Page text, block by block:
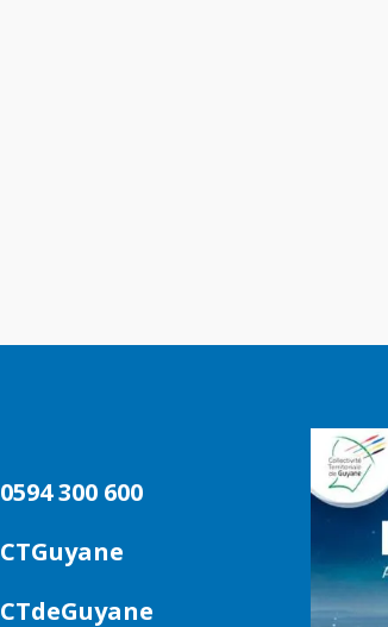
0594 300 600
CTGuyane
CTdeGuyane